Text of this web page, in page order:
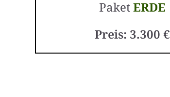
PaketERDE
Preis: 3.300 €